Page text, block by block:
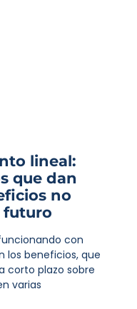
lineal:
que dan
no
futuro
con
los beneficios, que
corto plazo sobre
varias